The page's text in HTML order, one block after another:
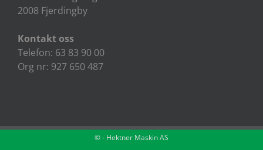
2008 Fjerdingby
Kontakt oss
Telefon: 63 83 90 00
Org nr: 927 650 487
©- Hektner Maskin AS